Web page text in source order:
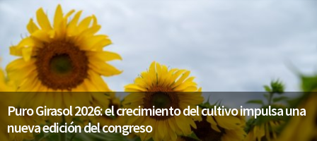
Puro Girasol 2026: el crecimiento del cultivo impulsa una
nueva edición del congreso